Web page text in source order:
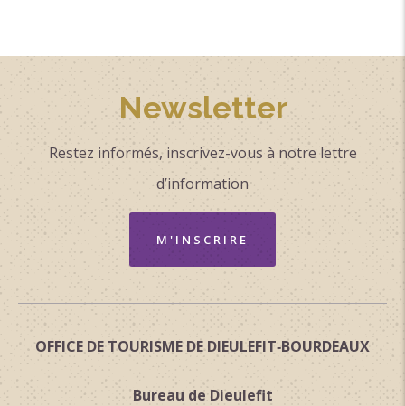
Newsletter
Restez informés, inscrivez-vous à notre lettre
d’information
M'INSCRIRE
OFFICE DE TOURISME DE DIEULEFIT‑BOURDEAUX
Bureau de Dieulefit